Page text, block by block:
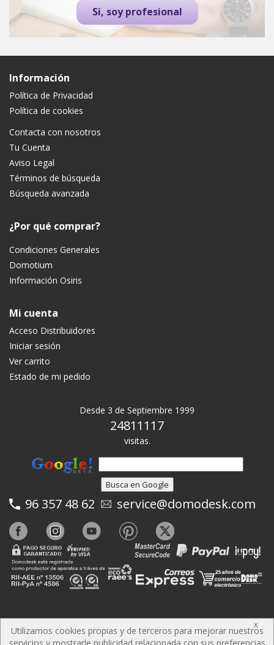
Si, soy profesional
Información
Política de Privacidad
Política de cookies
Contacta con nosotros
Tu Cuenta
Aviso Legal
Términos de búsqueda
Búsqueda avanzada
¿Por qué comprar?
Condiciones Generales
Domotium
Información Osiris
Mi cuenta
Acceso Distribuidores
Iniciar sesión
Ver carrito
Estado de mi pedido
Desde 3 de Septiembre 1999
24811117
visitas.
96 357 48 62 service@domodesk.com
Domodesk SL. Todos los derechos reservados
Utilizamos cookies propias y de terceros para mejorar nuestros
x